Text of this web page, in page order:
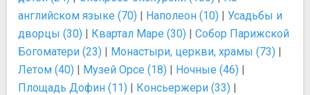
английском языке (70) | Наполеон (10) | Усадьбы и
дворцы (30) | Квартал Маре (30) | Собор Парижской
Богоматери (23) | Монастыри, церкви, храмы (73) |
Летом (40) | Музей Орсе (18) | Ночные (46) |
Площадь Дофин (11) | Консьержери (33) |